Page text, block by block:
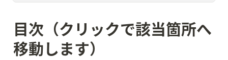
目次（クリックで該当箇所へ
移動します）